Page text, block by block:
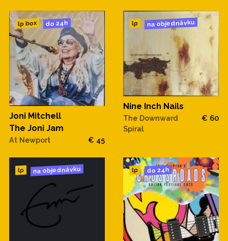
lp box do 24h
Joni Mitchell
The Joni Jam
At Newport € 45
lp na objednávku
Nine Inch Nails
The Downward
Spiral
€ 60
lp na objednávku lp do 24h